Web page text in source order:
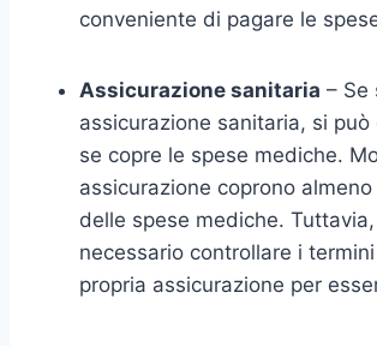
conveniente di pagare le
Assicurazione sanitaria – Se
assicurazione sanitaria, si può
se copre le spese mediche.
assicurazione coprono
delle spese mediche.
necessario controllare i
propria assicurazione per